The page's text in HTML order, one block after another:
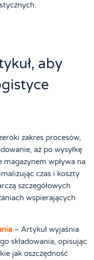
aby
zakres procesów,
aż po wysyłkę
wpływa na
czas i koszty
szczegółowych
wspierających
– Artykuł wyjaśnia
składowania, opisując
jak oszczędność